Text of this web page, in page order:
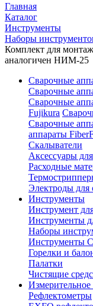
Главная
Каталог
Инструменты
Наборы
Комплект для
аналогичен НИМ-25
Сварочные
Сварочные
Сварочные
Fujikura
Сварочные
аппараты
Скалыватели
Аксессуары
Расходные
Электроды для
Инструменты
Инструмент
Инструменты
Наборы
Инструменты
Горелки и
Палатки
Чистящие
Измерительное
Рефлектометры